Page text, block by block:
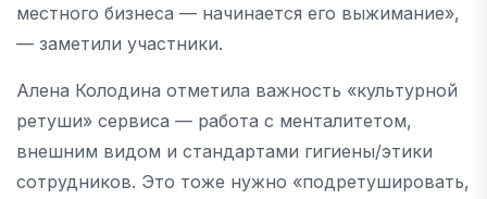
местного бизнеса — начинается его выжимание»,
— заметили участники.
Алена Колодина отметила важность «культурной
ретуши» сервиса — работа с менталитетом,
внешним видом и стандартами гигиены/этики
сотрудников. Это тоже нужно «подретушировать,